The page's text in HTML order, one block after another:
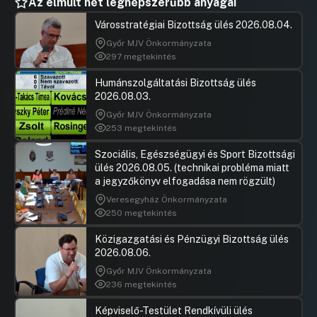
státuszainak jóváhagyása
UGRÁS A NAPIREND ELEJÉRE
27.) Budaörsi Napló támogatási kérelme
HozzászólásokUgrás a napirendi pontra
28.) Budaörsi INFO támogatási kérelme
UGRÁS A NAPIREND ELEJÉRE
29.) Pályázati önrész biztosítása a 2014.
évi érdekeltségnövelő pályázatra
HozzászólásokUgrás a napirendi pontra
Becz
30.) „Futás a jövőért” budaörsi félmaraton
sportrendezvény támogatása
UGRÁS A NAPIREND ELEJÉRE
31.) Írisz Alapítvány támogatási kérelme –
ausztriai nyelvi tábor
UGRÁS A NAPIREND ELEJÉRE
Az elmúlt hét legnépszerűbb anyagai
Városstratégiai Bizottság ülés 2026.08.04.
Győr MJV Önkormányzata
297 megtekintés
Humánszolgáltatási Bizottság ülés
2026.08.03.
Győr MJV Önkormányzata
253 megtekintés
Szociális, Egészségügyi és Sport Bizottsági
ülés 2026.08.05. (technikai probléma miatt
a jegyzőkönyv elfogadása nem rögzült)
Veresegyház Önkormányzata
250 megtekintés
Közigazgatási és Pénzügyi Bizottság ülés
2026.08.06.
Győr MJV Önkormányzata
236 megtekintés
Képviselő-Testület Rendkívüli ülés